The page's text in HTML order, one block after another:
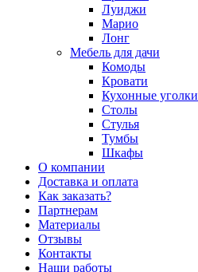
Луиджи
Марио
Лонг
Мебель для дачи
Комоды
Кровати
Кухонные уголки
Столы
Стулья
Тумбы
Шкафы
О компании
Доставка и оплата
Как заказать?
Партнерам
Материалы
Отзывы
Контакты
Наши работы